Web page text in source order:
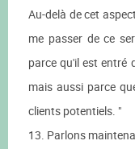
Au-delà de cet
me passer de ce
parce qu'il est entré
mais aussi parce
clients potentiels. "
13. Parlons